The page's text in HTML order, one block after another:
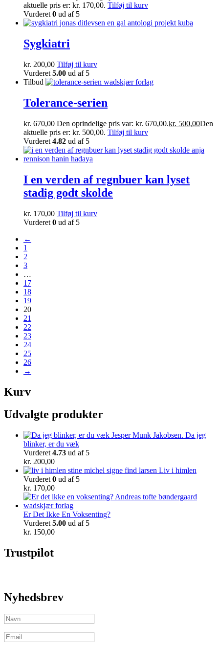
aktuelle pris er: kr. 170,00. Tilføj til kurv
Vurderet 0 ud af 5
Sygkiatri
kr. 200,00 Tilføj til kurv
Vurderet 5.00 ud af 5
Tilbud
Tolerance-serien
kr.670,00 Den oprindelige pris var: kr. 670,00.kr. 500,00Den
aktuelle pris er: kr. 500,00. Tilføj til kurv
Vurderet 4.82 ud af 5
I en verden af regnbuer kan lyset
stadig godt skolde
kr. 170,00 Tilføj til kurv
Vurderet 0 ud af 5
←
1
2
3
…
17
18
19
20
21
22
23
24
25
26
→
Kurv
Udvalgte produkter
Da jeg
blinker, er du væk
Vurderet 4.73 ud af 5
kr. 200,00
Liv i himlen
Vurderet 0 ud af 5
kr. 170,00
Er Det Ikke En Voksenting?
Vurderet 5.00 ud af 5
kr. 150,00
Trustpilot
Nyhedsbrev